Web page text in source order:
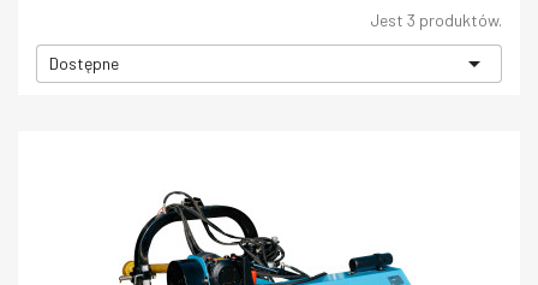
Jest 3 produktów.
Dostępne 